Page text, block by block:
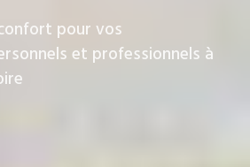
pour vos
et professionnels à